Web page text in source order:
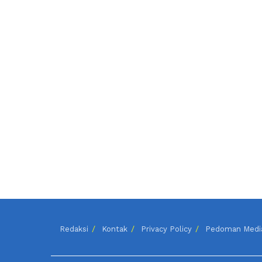
Redaksi Kontak Privacy Policy Pedoman